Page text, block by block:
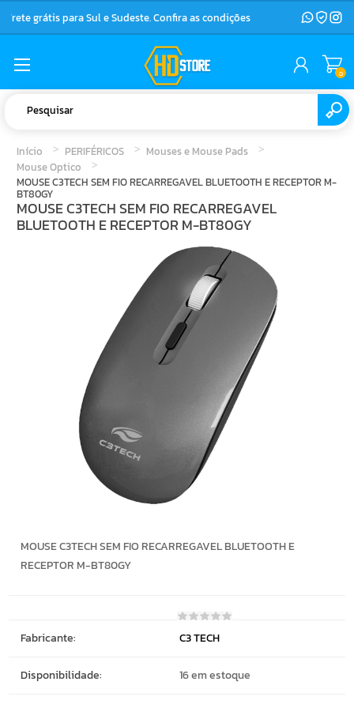
Frete grátis para Sul e Sudeste. Confira as condições
0
Início PERIFÉRICOS
Mouses e Mouse Pads
Mouse Optico
MOUSE C3TECH SEM FIO RECARREGAVEL BLUETOOTH E RECEPTOR M-
BT80GY
MOUSE C3TECH SEM FIO RECARREGAVEL
BLUETOOTH E RECEPTOR M-BT80GY
MOUSE C3TECH SEM FIO RECARREGAVEL BLUETOOTH E
RECEPTOR M-BT80GY
Fabricante: C3 TECH
Disponibilidade: 16 em estoque